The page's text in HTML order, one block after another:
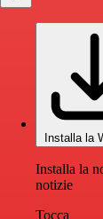
Installa la
Installa la
notizie
Tocca